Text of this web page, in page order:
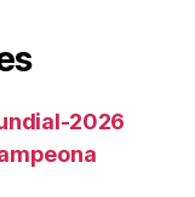
2026